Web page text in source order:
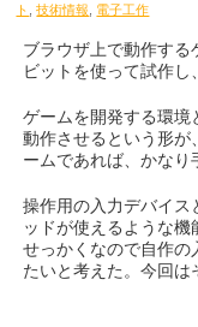
ト
,技術情報 電子工作
ブラウザ上で動作する
ビットを使って試作し
ゲームを開発する環
動作させるという形
ームであれば、かなり
操作用の入力デバイス
ッドが使えるような機
せっかくなので自作の
たいと考えた。今回は